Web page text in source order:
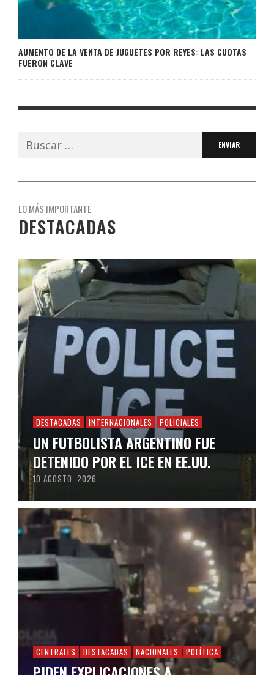
AUMENTO DE LA VENTA DE JUGUETES POR REYES: LAS CUOTAS
FUERON CLAVE
Buscar:
LO MÁS IMPORTANTE
DESTACADAS
DESTACADAS INTERNACIONALES POLICIALES
UN FUTBOLISTA ARGENTINO FUE
DETENIDO POR EL ICE EN EE.UU.
10 AGOSTO, 2026
CENTRALES DESTACADAS NACIONALES POLÍTICA